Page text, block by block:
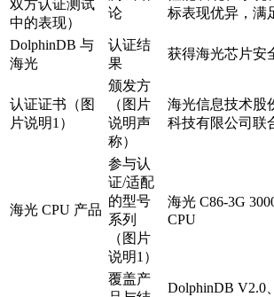
双方认证测试
中的表现）
论
标表现优异，满
DolphinDB 与
海光
认证结
果
获得海光芯片安
认证证书（图
片说明1）
颁发方
（图片
说明声
称）
海光信息技术股
科技有限公司联
海光 CPU 产品
参与认
证/适配
的型号
系列
（图片
说明1）
海光 C86-3G
CPU
覆盖产
DolphinDB V2.0